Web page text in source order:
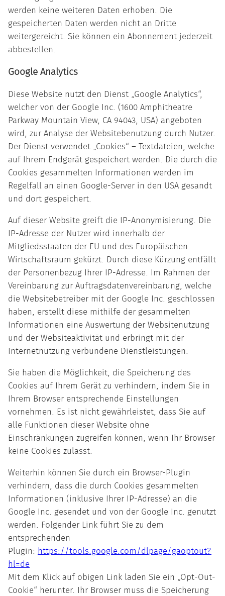
werden keine weiteren Daten erhoben. Die
gespeicherten Daten werden nicht an Dritte
weitergereicht. Sie können ein Abonnement jederzeit
abbestellen.
Google Analytics
Diese Website nutzt den Dienst „Google Analytics“,
welcher von der Google Inc. (1600 Amphitheatre
Parkway Mountain View, CA 94043, USA) angeboten
wird, zur Analyse der Websitebenutzung durch Nutzer.
Der Dienst verwendet „Cookies“ – Textdateien, welche
auf Ihrem Endgerät gespeichert werden. Die durch die
Cookies gesammelten Informationen werden im
Regelfall an einen Google-Server in den USA gesandt
und dort gespeichert.
Auf dieser Website greift die IP-Anonymisierung. Die
IP-Adresse der Nutzer wird innerhalb der
Mitgliedsstaaten der EU und des Europäischen
Wirtschaftsraum gekürzt. Durch diese Kürzung entfällt
der Personenbezug Ihrer IP-Adresse. Im Rahmen der
Vereinbarung zur Auftragsdatenvereinbarung, welche
die Websitebetreiber mit der Google Inc. geschlossen
haben, erstellt diese mithilfe der gesammelten
Informationen eine Auswertung der Websitenutzung
und der Websiteaktivität und erbringt mit der
Internetnutzung verbundene Dienstleistungen.
Sie haben die Möglichkeit, die Speicherung des
Cookies auf Ihrem Gerät zu verhindern, indem Sie in
Ihrem Browser entsprechende Einstellungen
vornehmen. Es ist nicht gewährleistet, dass Sie auf
alle Funktionen dieser Website ohne
Einschränkungen zugreifen können, wenn Ihr Browser
keine Cookies zulässt.
Weiterhin können Sie durch ein Browser-Plugin
verhindern, dass die durch Cookies gesammelten
Informationen (inklusive Ihrer IP-Adresse) an die
Google Inc. gesendet und von der Google Inc. genutzt
werden. Folgender Link führt Sie zu dem
entsprechenden
Plugin: https://tools.google.com/dlpage/gaoptout?
hl=de
Mit dem Klick auf obigen Link laden Sie ein „Opt-Out-
Cookie“ herunter. Ihr Browser muss die Speicherung